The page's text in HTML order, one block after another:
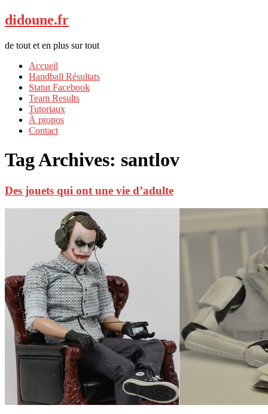
didoune.fr
de tout et en plus sur tout
Accueil
Handball Résultats
Statut Facebook
Team Results
Tutoriaux
À propos
Contact
Tag Archives: santlov
Des jouets qui ont une vie d’adulte